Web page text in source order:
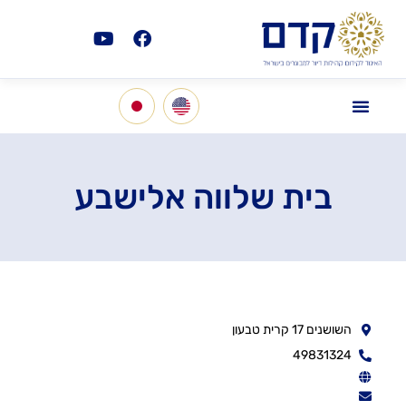
בית שלווה אלישבע
השושנים 17 קרית טבעון
49831324